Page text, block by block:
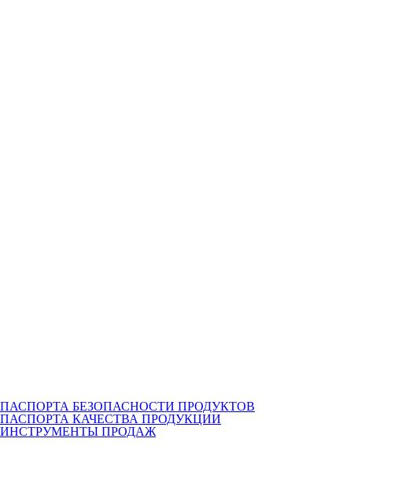
ПАСПОРТА БЕЗОПАСНОСТИ ПРОДУКТОВ
ПАСПОРТА КАЧЕСТВА ПРОДУКЦИИ
ИНСТРУМЕНТЫ ПРОДАЖ